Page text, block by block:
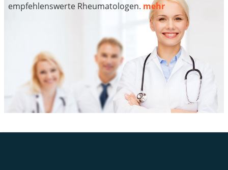
empfehlenswerte Rheumatologen. mehr